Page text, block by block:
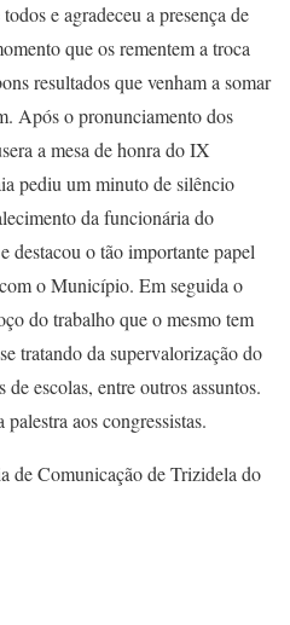
e agradeceu a presença de
que os rementem a troca
resultados que venham a somar
Após o pronunciamento dos
a mesa de honra do IX
pediu um minuto de silêncio
da funcionária do
destacou o tão importante papel
o Município. Em seguida o
do trabalho que o mesmo tem
tratando da supervalorização do
escolas, entre outros assuntos.
aos congressistas.
de Comunicação de Trizidela do